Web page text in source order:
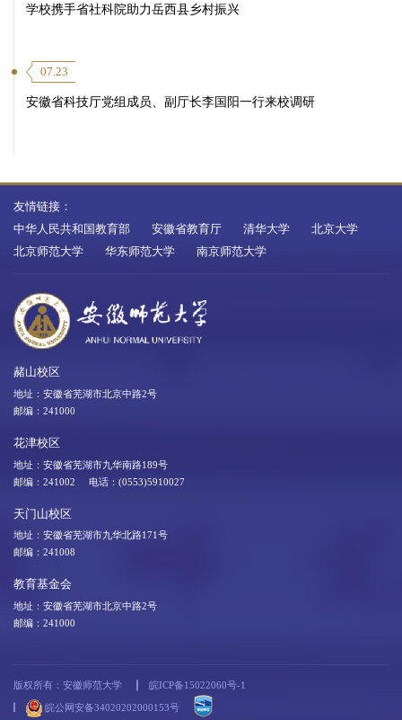
学校携手省社科院助力岳西县乡村振兴
07.23
安徽省科技厅党组成员、副厅长李国阳一行来校调研
友情链接：
中华人民共和国教育部
安徽省教育厅 清华大学
北京大学
北京师范大学
华东师范大学 南京师范大学
赭山校区
地址：安徽省芜湖市北京中路2号
邮编：241000
花津校区
地址：安徽省芜湖市九华南路189号
邮编：241002 电话：(0553)5910027
天门山校区
地址：安徽省芜湖市九华北路171号
邮编：241008
教育基金会
地址：安徽省芜湖市北京中路2号
邮编：241000
版权所有：安徽师范大学 皖ICP备15022060号-1
皖公网安备34020202000153号